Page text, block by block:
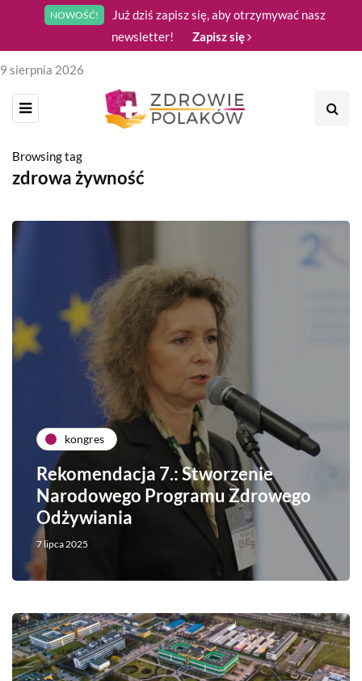
NOWOŚĆ!
Już dziś zapisz się, aby otrzymywać nasz
newsletter!
Zapisz się
9 sierpnia 2026
Browsing tag
zdrowa żywność
kongres
Rekomendacja 7.: Stworzenie
Narodowego Programu Zdrowego
Odżywiania
7 lipca 2025